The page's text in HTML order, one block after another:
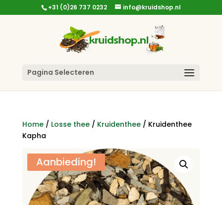
+31 (0)26 737 0232 info@kruidshop.nl
Pagina Selecteren
Home/ Losse thee/ Kruidenthee/ Kruidenthee
Kapha
Aanbieding!